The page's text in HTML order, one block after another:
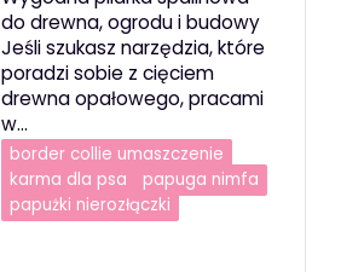
do drewna, ogrodu i budowy
Jeśli szukasz narzędzia, które
poradzi sobie z cięciem
drewna opałowego, pracami
w…
border collie umaszczenie
karma dla psa
papuga nimfa
papużki nierozłączki